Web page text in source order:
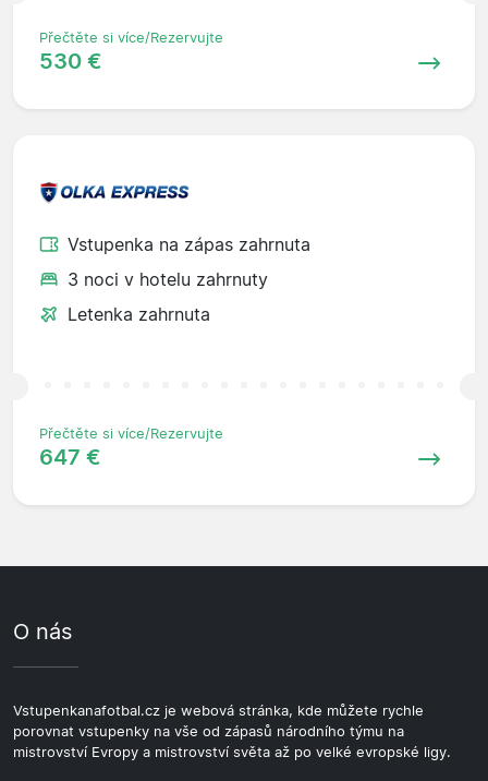
Přečtěte si více/Rezervujte
530 €
Vstupenka na zápas zahrnuta
3 noci v hotelu zahrnuty
Letenka zahrnuta
Přečtěte si více/Rezervujte
647 €
O nás
Vstupenkanafotbal.cz je webová stránka, kde můžete rychle
porovnat vstupenky na vše od zápasů národního týmu na
mistrovství Evropy a mistrovství světa až po velké evropské ligy.